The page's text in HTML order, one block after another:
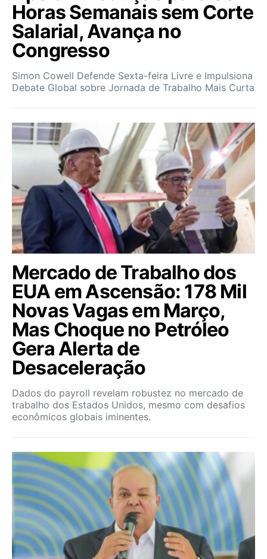
Horas Semanais sem Corte
Salarial, Avança no
Congresso
Simon Cowell Defende Sexta-feira Livre e Impulsiona
Debate Global sobre Jornada de Trabalho Mais Curta
Mercado de Trabalho dos
EUA em Ascensão: 178 Mil
Novas Vagas em Março,
Mas Choque no Petróleo
Gera Alerta de
Desaceleração
Dados do payroll revelam robustez no mercado de
trabalho dos Estados Unidos, mesmo com desafios
econômicos globais iminentes.